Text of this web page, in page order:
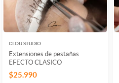
CLOU STUDIO
Extensiones de pestañas
EFECTO CLASICO
$25.990